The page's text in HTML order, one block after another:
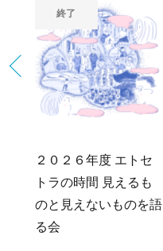
終了
２０２６年度 エトセ
トラの時間 見えるも
のと見えないものを語
る会